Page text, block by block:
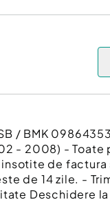
/ BMK
- 2008) - Toate
de
de 14 zile. -
Deschidere la